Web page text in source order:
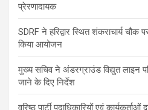
प्रेरणादायक
SDRF ने हरिद्वार स्थित शंकराचार्य चौक
किया आयोजन
मुख्य सचिव ने अंडरग्राउंड विद्युत लाइन
जाने के दिए निर्देश
वरिष्ठ पार्टी पदाधिकारियों एवं